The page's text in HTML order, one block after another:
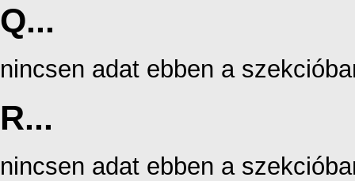
Q...
nincsen adat ebben a
R...
nincsen adat ebben a